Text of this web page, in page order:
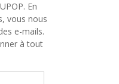
En
vous nous
e-mails.
à tout